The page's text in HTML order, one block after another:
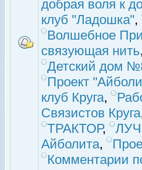
добрая воля к
клуб "Ладошка",
Волшебное
связующая нить,
Детский дом
Проект
клуб Круга,
Связистов Круга
ТРАКТОР,
Айболита,
Комментарии